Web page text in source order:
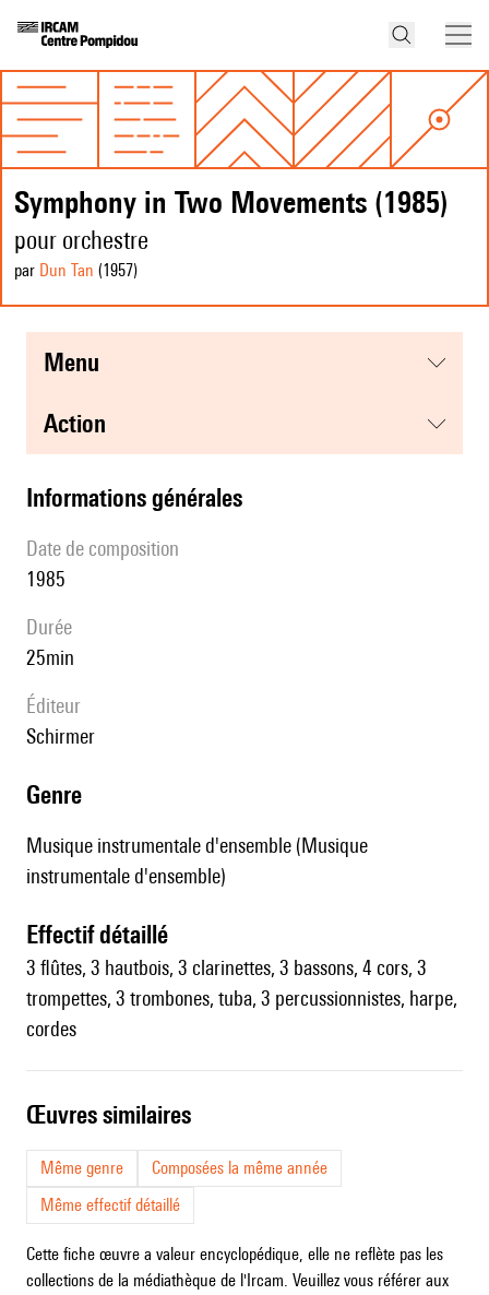
Symphony in Two Movements (1985)
pour orchestre
par Dun Tan (1957)
menu
action
informations générales
date de composition
1985
durée
25min
éditeur
Schirmer
genre
Musique instrumentale d'ensemble (Musique
instrumentale d'ensemble)
effectif détaillé
3 flûtes, 3 hautbois, 3 clarinettes, 3 bassons, 4 cors, 3
trompettes, 3 trombones, tuba, 3 percussionnistes, harpe,
cordes
œuvres similaires
Même genre
Composées la même année
Même effectif détaillé
Cette fiche œuvre a valeur encyclopédique, elle ne reflète pas les
collections de la médiathèque de l'Ircam. Veuillez vous référer aux